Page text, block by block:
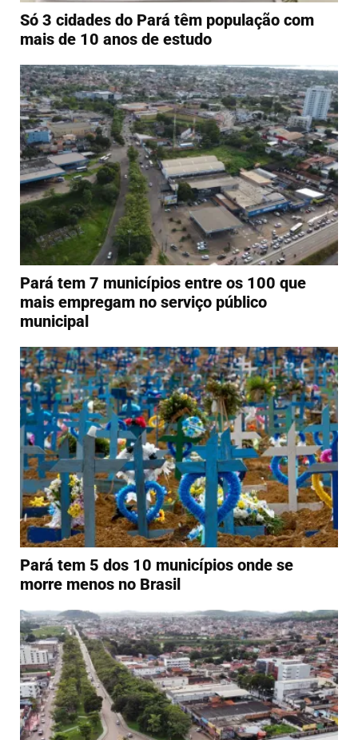
Só 3 cidades do Pará têm população com
mais de 10 anos de estudo
Pará tem 7 municípios entre os 100 que
mais empregam no serviço público
municipal
Pará tem 5 dos 10 municípios onde se
morre menos no Brasil